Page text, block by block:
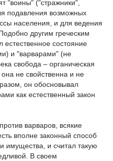
"воины" ("стражники",
подавления возможных
населения, и для ведения
другим греческим
состояние
и "варварами" (не
свобода – органическая
она не свойственна и не
он обосновывал
как естественный закон
варваров, всякие
вполне законный способ
имущества, и считал такую
В своем